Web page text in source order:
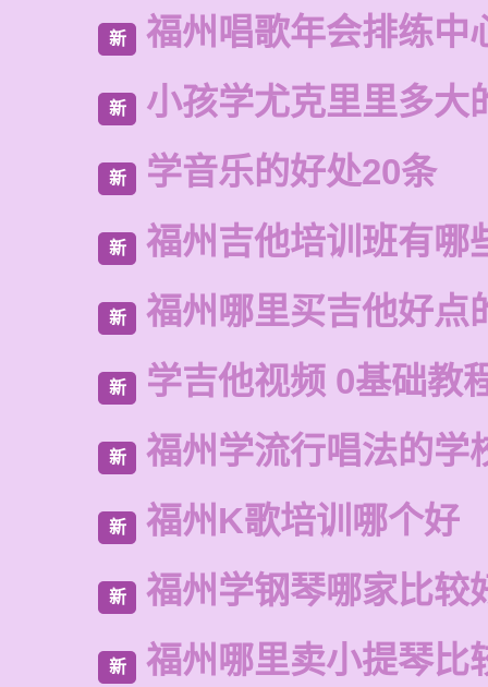
新 福州唱歌年会排练中
新 小孩学尤克里里多大
新 学音乐的好处20条
新 福州吉他培训班有哪
新 福州哪里买吉他好点
新 学吉他视频 0基础教
新 福州学流行唱法的学
新 福州K歌培训哪个好
新 福州学钢琴哪家比较
新 福州哪里卖小提琴比